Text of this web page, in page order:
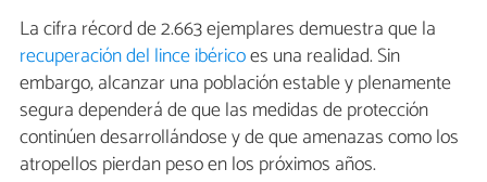
La cifra récord de 2.663 ejemplares demuestra que la
recuperación del lince ibéricoes una realidad. Sin
embargo, alcanzar una población estable y plenamente
segura dependerá de que las medidas de protección
continúen desarrollándose y de que amenazas como los
atropellos pierdan peso en los próximos años.